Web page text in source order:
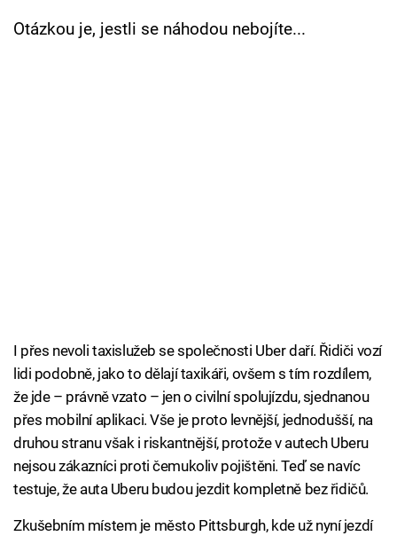
Otázkou je, jestli se náhodou nebojíte...
I přes nevoli taxislužeb se společnosti Uber daří. Řidiči vozí
lidi podobně, jako to dělají taxikáři, ovšem s tím rozdílem,
že jde – právně vzato – jen o civilní spolujízdu, sjednanou
přes mobilní aplikaci. Vše je proto levnější, jednodušší, na
druhou stranu však i riskantnější, protože v autech Uberu
nejsou zákazníci proti čemukoliv pojištěni. Teď se navíc
testuje, že auta Uberu budou jezdit kompletně bez řidičů.
Zkušebním místem je město Pittsburgh, kde už nyní jezdí